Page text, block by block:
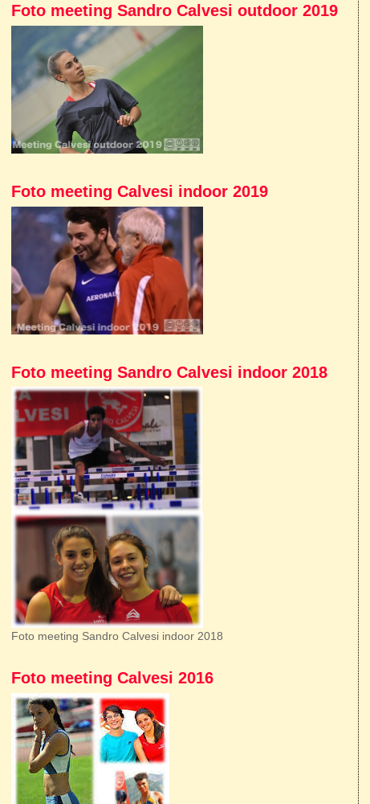
Foto meeting Sandro Calvesi outdoor 2019
Foto meeting Calvesi indoor 2019
Foto meeting Sandro Calvesi indoor 2018
Foto meeting Sandro Calvesi indoor 2018
Foto meeting Calvesi 2016